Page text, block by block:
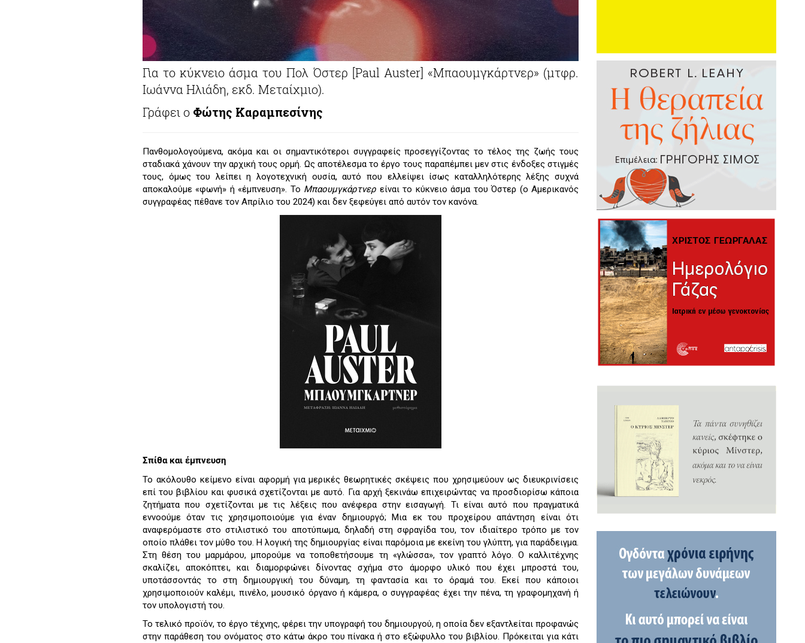
Για το κύκνειο άσμα του Πολ Όστερ [Paul Auster] «Μπαουμγκάρτνερ» (μτφρ.
Ιωάννα Ηλιάδη, εκδ. Μεταίχμιο).
Γράφει ο Φώτης Καραμπεσίνης
Πανθομολογούμενα, ακόμα και οι σημαντικότεροι συγγραφείς προσεγγίζοντας το τέλος της ζωής τους
σταδιακά χάνουν την αρχική τους ορμή. Ως αποτέλεσμα το έργο τους παραπέμπει μεν στις ένδοξες στιγμές
τους, όμως του λείπει η λογοτεχνική ουσία, αυτό που ελλείψει ίσως καταλληλότερης λέξης συχνά
αποκαλούμε «φωνή» ή «έμπνευση». Το Μπαουμγκάρτνερ είναι το κύκνειο άσμα του Όστερ (ο Αμερικανός
συγγραφέας πέθανε τον Απρίλιο του 2024) και δεν ξεφεύγει από αυτόν τον κανόνα.
Σπίθα και έμπνευση
Το ακόλουθο κείμενο είναι αφορμή για μερικές θεωρητικές σκέψεις που χρησιμεύουν ως διευκρινίσεις
επί του βιβλίου και φυσικά σχετίζονται με αυτό. Για αρχή ξεκινάω επιχειρώντας να προσδιορίσω κάποια
ζητήματα που σχετίζονται με τις λέξεις που ανέφερα στην εισαγωγή. Τι είναι αυτό που πραγματικά
εννοούμε όταν τις χρησιμοποιούμε για έναν δημιουργό; Μια εκ του προχείρου απάντηση είναι ότι
αναφερόμαστε στο στιλιστικό του αποτύπωμα, δηλαδή στη σφραγίδα του, τον ιδιαίτερο τρόπο με τον
οποίο πλάθει τον μύθο του. Η λογική της δημιουργίας είναι παρόμοια με εκείνη του γλύπτη, για παράδειγμα.
Στη θέση του μαρμάρου, μπορούμε να τοποθετήσουμε τη «γλώσσα», τον γραπτό λόγο. Ο καλλιτέχνης
σκαλίζει, αποκόπτει, και διαμορφώνει δίνοντας σχήμα στο άμορφο υλικό που έχει μπροστά του,
υποτάσσοντάς το στη δημιουργική του δύναμη, τη φαντασία και το όραμά του. Εκεί που κάποιοι
χρησιμοποιούν καλέμι, πινέλο, μουσικό όργανο ή κάμερα, ο συγγραφέας έχει την πένα, τη γραφομηχανή ή
τον υπολογιστή του.
Το τελικό προϊόν, το έργο τέχνης, φέρει την υπογραφή του δημιουργού, η οποία δεν εξαντλείται προφανώς
στην παράθεση του ονόματος στο κάτω άκρο του πίνακα ή στο εξώφυλλο του βιβλίου. Πρόκειται για κάτι